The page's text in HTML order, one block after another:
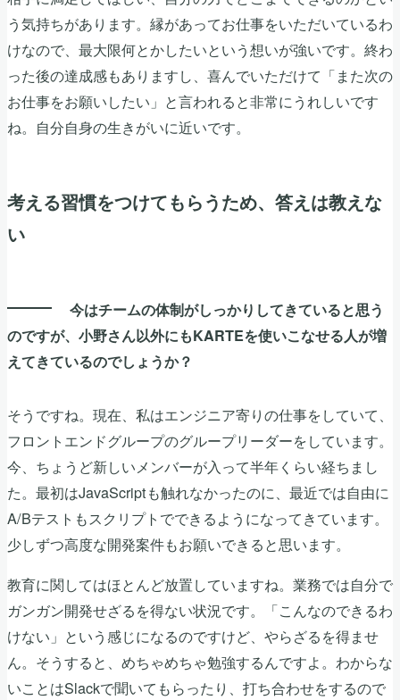
う気持ちがあります。縁があってお仕事をいただいているわ
けなので、最大限何とかしたいという想いが強いです。終わ
った後の達成感もありますし、喜んでいただけて「また次の
お仕事をお願いしたい」と言われると非常にうれしいです
ね。自分自身の生きがいに近いです。
考える習慣をつけてもらうため、答えは教えな
い
今はチームの体制がしっかりしてきていると思う
のですが、小野さん以外にもKARTEを使いこなせる人が増
えてきているのでしょうか？
そうですね。現在、私はエンジニア寄りの仕事をしていて、
フロントエンドグループのグループリーダーをしています。
今、ちょうど新しいメンバーが入って半年くらい経ちまし
た。最初はJavaScriptも触れなかったのに、最近では自由に
A/Bテストもスクリプトでできるようになってきています。
少しずつ高度な開発案件もお願いできると思います。
教育に関してはほとんど放置していますね。業務では自分で
ガンガン開発せざるを得ない状況です。「こんなのできるわ
けない」という感じになるのですけど、やらざるを得ませ
ん。そうすると、めちゃめちゃ勉強するんですよ。わからな
いことはSlackで聞いてもらったり、打ち合わせをするので